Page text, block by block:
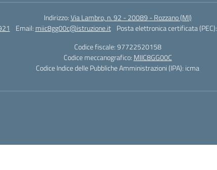
Indirizzo:Via Lambro, n. 92 - 20089 - Rozzano (MI)
Email: miic8gg00c@istruzione.it Posta elettronica certificata (PEC):
Codice fiscale: 97722520158
Codice meccanografico: MIIC8GG00C
Codice Indice delle Pubbliche Amministrazioni (IPA): icma